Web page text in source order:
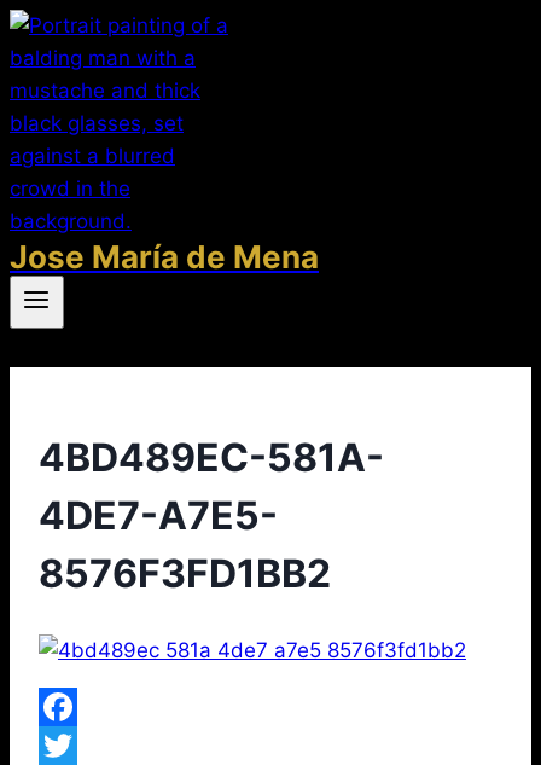
Saltar
al
contenido
Jose María de Mena
4BD489EC-581A-
4DE7-A7E5-
8576F3FD1BB2
Facebook